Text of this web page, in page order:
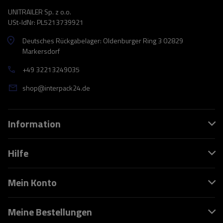
UNITRAILER Sp. z o.o.
USt-IdNr: PL5213739921
Deutsches Rückgabelager: Oldenburger Ring 3 02829
Markersdorf
+49 32213249035
shop@interpack24.de
Information
Hilfe
Mein Konto
Meine Bestellungen